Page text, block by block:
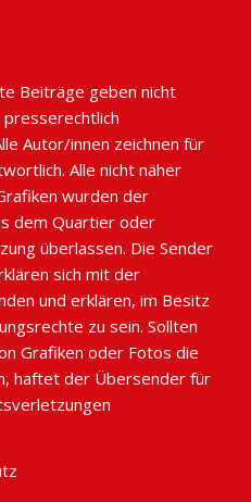
Beiträge geben nicht
Autor/innen zeichnen für
Alle nicht näher
wurden der
dem Quartier oder
überlassen. Die Sender
sich mit der
und erklären, im Besitz
zu sein. Sollten
Grafiken oder Fotos die
haftet der Übersender für